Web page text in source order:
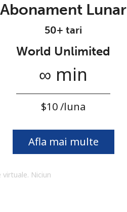
Abonament Lunar
50+ tari
World Unlimited
∞ min
⁦$10⁩ /luna
Afla mai multe
Niciun